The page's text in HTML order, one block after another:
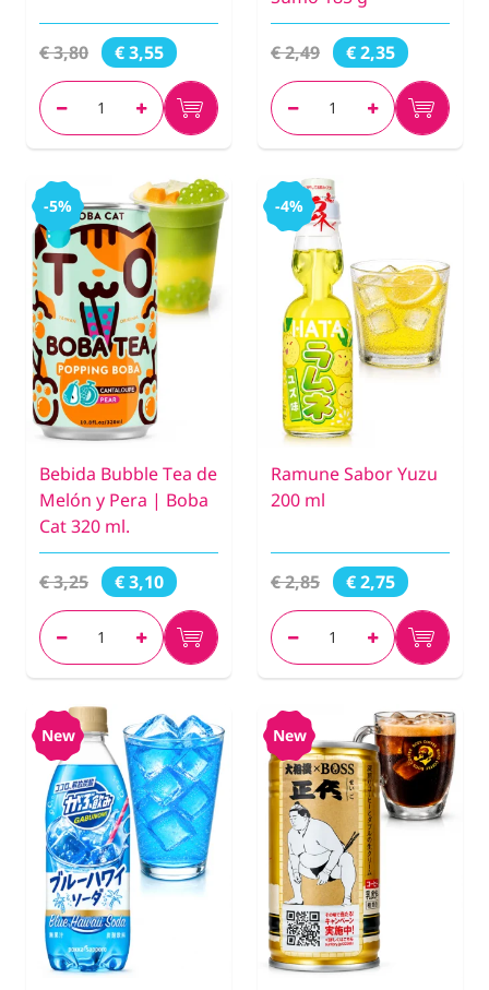
€ 3,80 € 3,55 € 2,49 € 2,35
-5%
Bebida Bubble Tea de
Melón y Pera | Boba
Cat 320 ml.
€ 3,25 € 3,10
-4%
Ramune Sabor Yuzu
200 ml
€ 2,85 € 2,75
New New